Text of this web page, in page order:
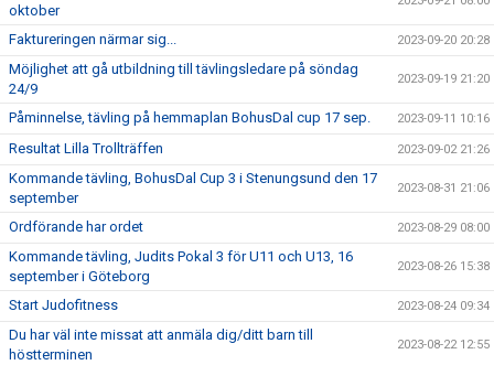
oktober
Faktureringen närmar sig... 2023-09-20 20:28
Möjlighet att gå utbildning till tävlingsledare på söndag
24/9
2023-09-19 21:20
Påminnelse, tävling på hemmaplan BohusDal cup 17 sep. 2023-09-11 10:16
Resultat Lilla Trollträffen 2023-09-02 21:26
Kommande tävling, BohusDal Cup 3 i Stenungsund den 17
september
2023-08-31 21:06
Ordförande har ordet 2023-08-29 08:00
Kommande tävling, Judits Pokal 3 för U11 och U13, 16
september i Göteborg
2023-08-26 15:38
Start Judofitness 2023-08-24 09:34
Du har väl inte missat att anmäla dig/ditt barn till
höstterminen
2023-08-22 12:55